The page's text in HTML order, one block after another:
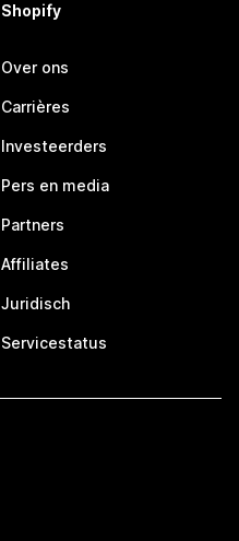
Shopify
Over ons
Carrières
Investeerders
Pers en media
Partners
Affiliates
Juridisch
Servicestatus